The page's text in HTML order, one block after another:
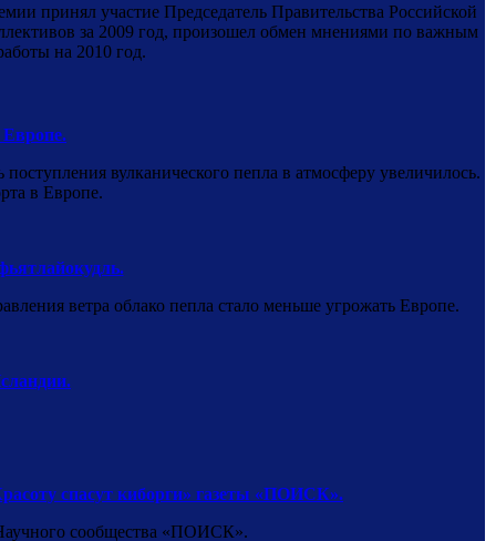
принял участие Председатель Правительства Российской
за 2009 год, произошел обмен мнениями по важным
на 2010 год.
вулканического пепла в атмосферу увеличилось.
в Европе.
ветра облако пепла стало меньше угрожать Европе.
спасут киборги» газеты «ПОИСК».
сообщества «ПОИСК».